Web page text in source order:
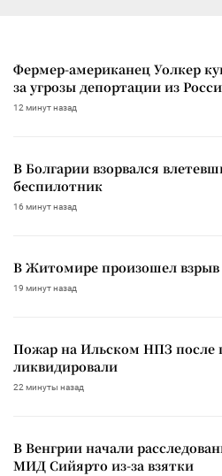
Фермер-американец Уолкер
за угрозы депортации из
12 минут назад
В Болгарии взорвался
беспилотник
16 минут назад
В Житомире произошел взрыв
19 минут назад
Пожар на Ильском НПЗ после
ликвидировали
22 минуты назад
В Венгрии начали
МИД Сийярто из-за взятки